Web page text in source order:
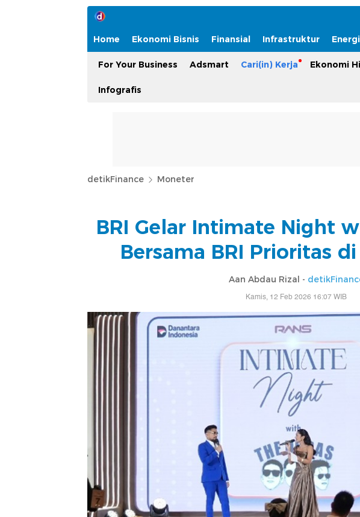
Home Ekonomi Bisnis Finansial Infrastruktur Energi
For Your Business Adsmart Cari(in) Kerja Ekonomi
Infografis
detikFinance Moneter
BRI Gelar Intimate Night
Bersama BRI Prioritas
Aan Abdau Rizal -
Kamis, 12 Feb 2026 16:07 WIB